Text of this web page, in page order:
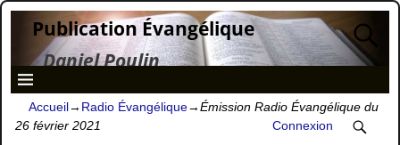
Publication Évangélique
Daniel Poulin
Accueil→ Radio Évangélique→Émission Radio Évangélique du
26 février 2021
Connexion